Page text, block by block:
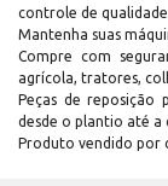
controle de
Mantenha suas
Compre com
agrícola, tratores,
Peças de reposição
desde o plantio até a
Produto vendido por